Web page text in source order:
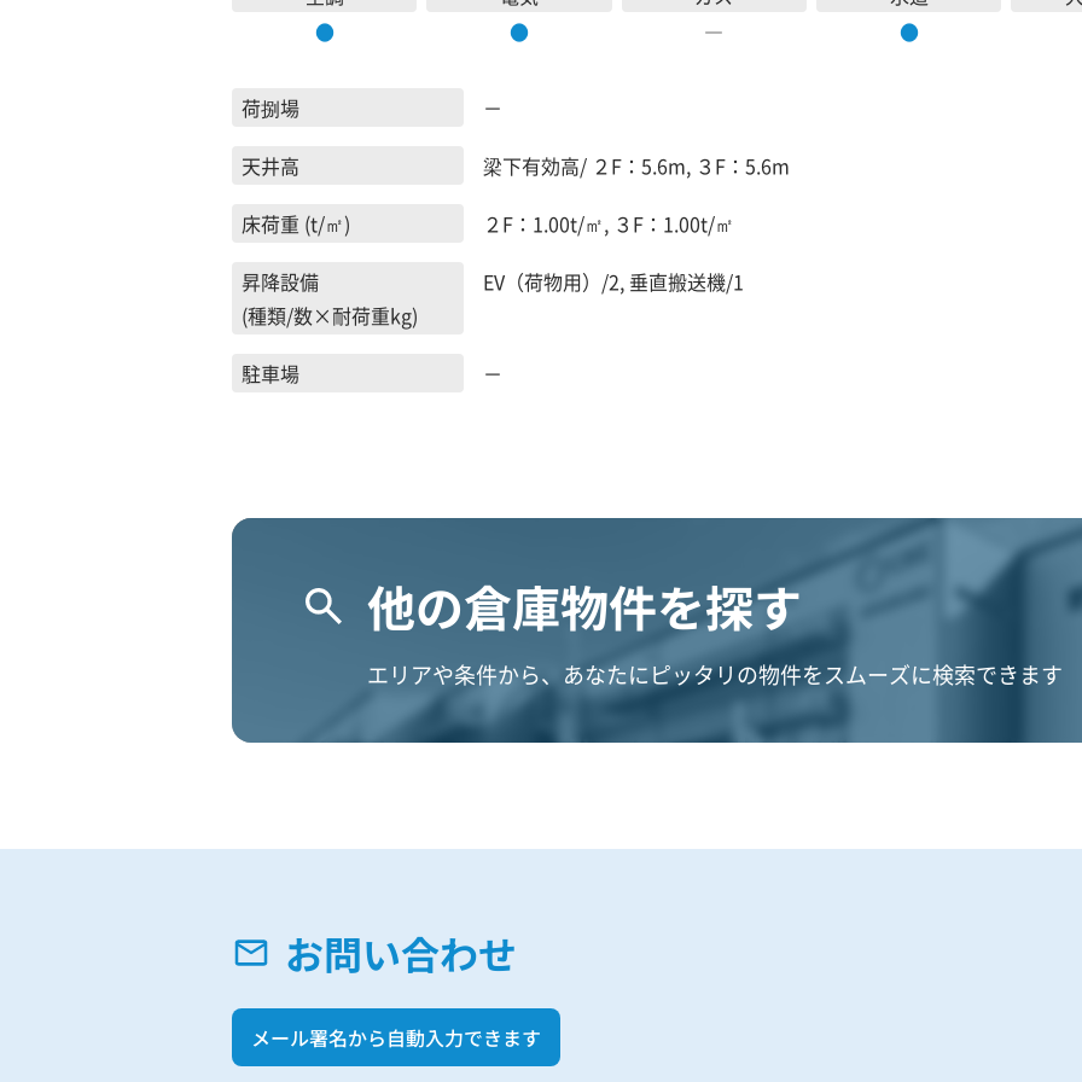
●
●
―
●
荷捌場
－
天井高
梁下有効高/ ２F：5.6m, ３F：5.6m
床荷重 (t/㎡)
２F：1.00t/㎡, ３F：1.00t/㎡
昇降設備
(種類/数×耐荷重kg)
EV（荷物用）/2, 垂直搬送機/1
駐車場 －
他の倉庫物件を探す
エリアや条件から、あなたにピッタリの物件をスムーズに検索できます
お問い合わせ
メール署名から自動入力できます